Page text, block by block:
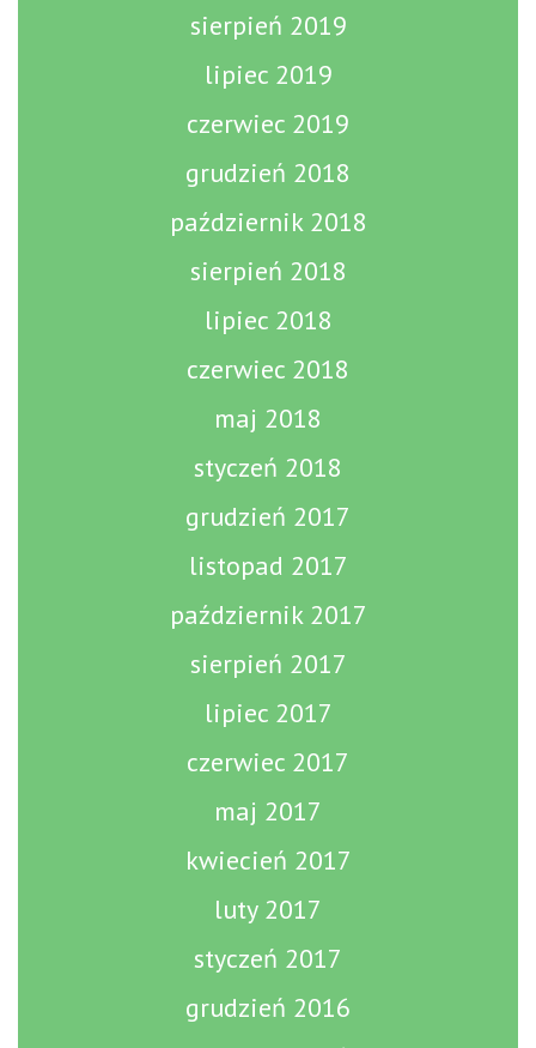
sierpień 2019
lipiec 2019
czerwiec 2019
grudzień 2018
październik 2018
sierpień 2018
lipiec 2018
czerwiec 2018
maj 2018
styczeń 2018
grudzień 2017
listopad 2017
październik 2017
sierpień 2017
lipiec 2017
czerwiec 2017
maj 2017
kwiecień 2017
luty 2017
styczeń 2017
grudzień 2016